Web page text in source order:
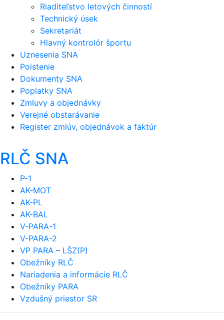
Riaditeľstvo letových činností
Technický úsek
Sekretariát
Hlavný kontrolór športu
Uznesenia SNA
Poistenie
Dokumenty SNA
Poplatky SNA
Zmluvy a objednávky
Verejné obstarávanie
Register zmlúv, objednávok a faktúr
RLČ SNA
P-1
AK-MOT
AK-PL
AK-BAL
V-PARA-1
V-PARA-2
VP PARA – LŠZ(P)
Obežníky RLČ
Nariadenia a informácie RLČ
Obežníky PARA
Vzdušný priestor SR